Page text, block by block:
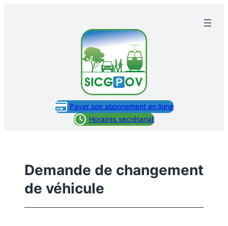
Payer son abonnement en ligne
Horaires secrétariat
Demande de changement
de véhicule